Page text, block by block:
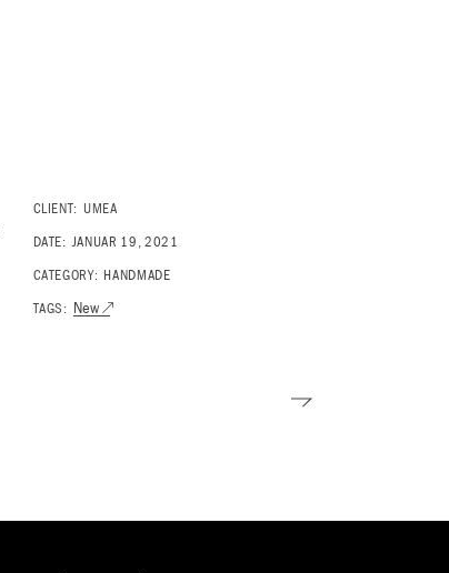
CLIENT: UMEA
DATE: JANUAR 19, 2021
CATEGORY: HANDMADE
TAGS: New